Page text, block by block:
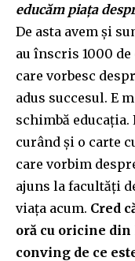
educăm piața
De asta avem și
au înscris 1000
care vorbesc
adus succesul. E
schimbă educația.
curând și o carte
care vorbim
ajuns la facultăți
viața acum. Cred
oră cu oricine din
conving de ce